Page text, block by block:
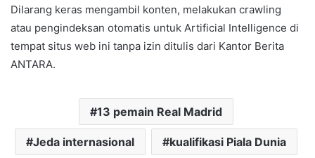
Dilarang keras mengambil konten, melakukan crawling
atau pengindeksan otomatis untuk Artificial Intelligence di
tempat situs web ini tanpa izin ditulis dari Kantor Berita
ANTARA.
13 pemain Real Madrid
Jeda internasional kualifikasi Piala Dunia